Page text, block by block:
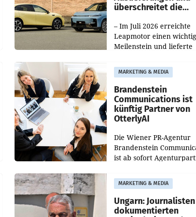
überschreitet die
– Im Juli 2026 erreichte
Leapmotor einen
Meilenstein und lieferte
aus, womit sich das
gegenüber Juli 2025
verdoppelte (+102
MARKETING & MEDIA
Brandenstein
Communications ist
künftig Partner von
OtterlyAI
Die Wiener PR-Agentur
Brandenstein
ist ab sofort
Optimierungsplattform
OtterlyAI. Damit baut die
Agentur ihr
MARKETING & MEDIA
Ungarn: Journalisten
dokumentierten